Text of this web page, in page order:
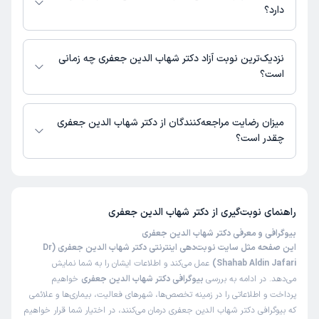
دارد؟
در حال حاضر دکتر شهاب الدین جعفری مشاوره پزشکی تلفنی فعال دارند.
نزدیک‌ترین نوبت آزاد دکتر شهاب الدین جعفری چه زمانی
است؟
دکتر شهاب الدین جعفری از روز دوشنبه 19 مرداد 1405 بیمار جدید می‌پذیرند.
میزان رضایت مراجعه‌کنندگان از دکتر شهاب الدین جعفری
چقدر است؟
راهنمای نوبت‌گیری از دکتر شهاب الدین جعفری
بیوگرافی و معرفی دکتر شهاب الدین جعفری
این صفحه مثل سایت نوبت‌دهی اینترنتی دکتر شهاب الدین جعفری (Dr
Shahab Aldin Jafari)
عمل می‌کند و اطلاعات ایشان را به شما نمایش
می‌دهد. در ادامه به بررسی بیوگرافی دکتر شهاب الدین جعفری خواهیم
پرداخت و اطلاعاتی را در زمینه تخصص‌ها، شهرهای فعالیت، بیماری‌ها و علائمی
که بیوگرافی دکتر شهاب الدین جعفری درمان می‌کنند، در اختیار شما قرار خواهیم